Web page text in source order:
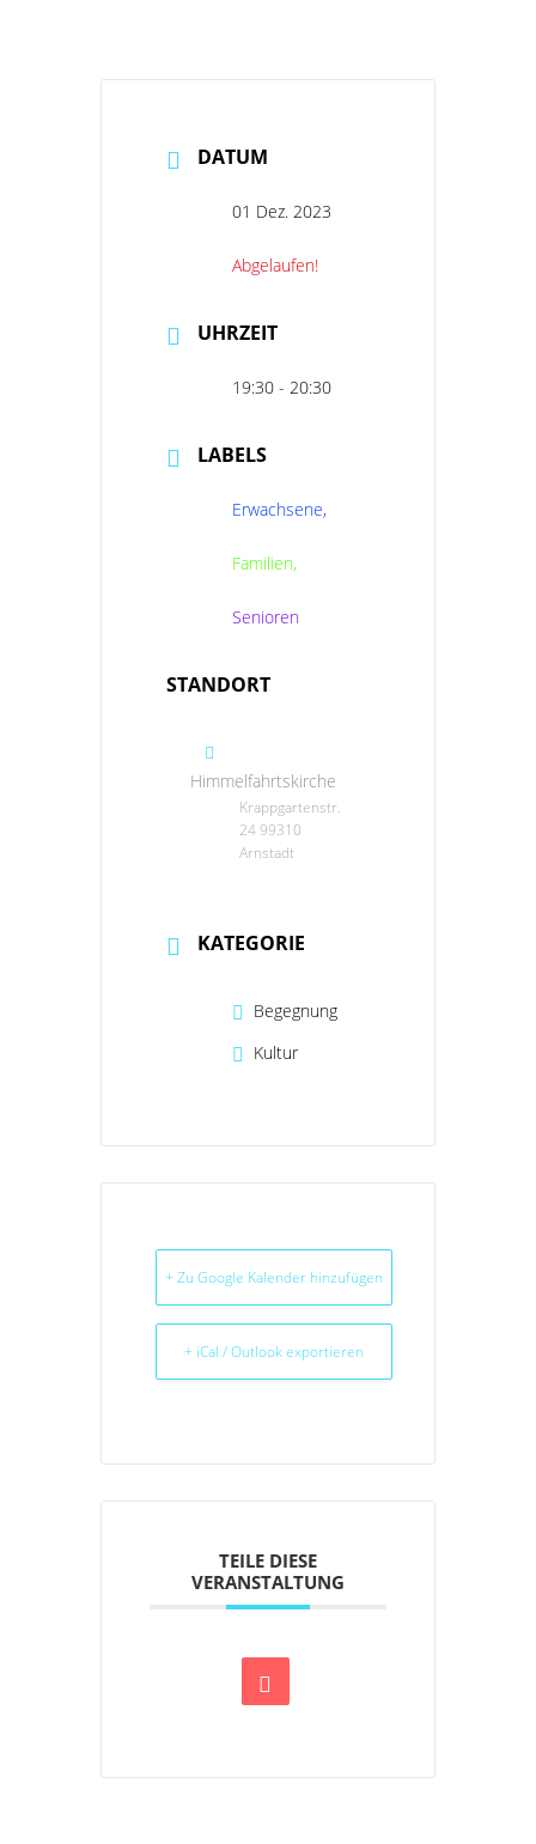
DATUM
01 Dez. 2023
Abgelaufen!
UHRZEIT
19:30 - 20:30
LABELS
Erwachsene,
Familien,
Senioren
STANDORT
Himmelfahrtskirche
Krappgartenstr.
24 99310
Arnstadt
KATEGORIE
Begegnung
Kultur
+ Zu Google Kalender hinzufügen
+ iCal / Outlook exportieren
TEILE DIESE
VERANSTALTUNG